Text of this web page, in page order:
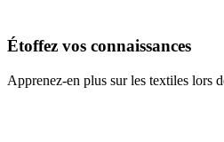
Étoffez vos connaissances
Apprenez-en plus sur les textiles lors